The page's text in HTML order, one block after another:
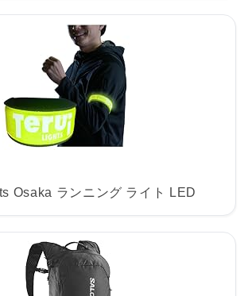
Osaka ランニング ライト LED